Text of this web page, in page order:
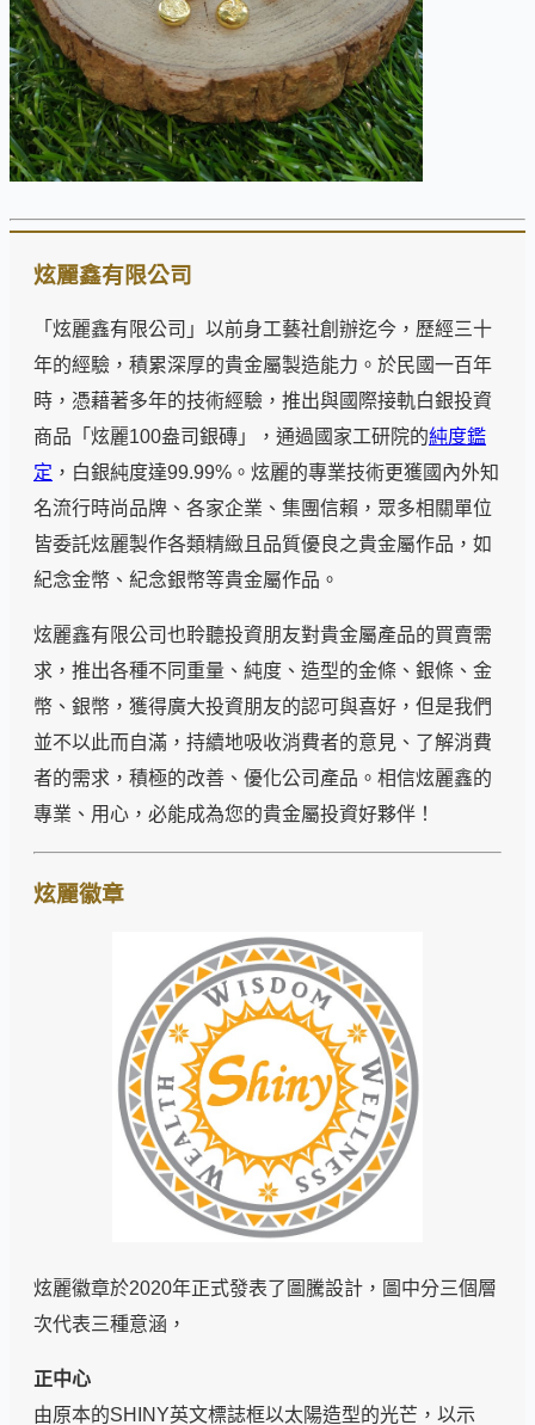
炫麗鑫有限公司
「炫麗鑫有限公司」以前身工藝社創辦迄今，歷經三十
年的經驗，積累深厚的貴金屬製造能力。於民國一百年
時，憑藉著多年的技術經驗，推出與國際接軌白銀投資
商品「炫麗100盎司銀磚」，通過國家工研院的純度鑑
定 ，白銀純度達99.99%。炫麗的專業技術更獲國內外知
名流行時尚品牌、各家企業、集團信賴，眾多相關單位
皆委託炫麗製作各類精緻且品質優良之貴金屬作品，如
紀念金幣、紀念銀幣等貴金屬作品。
炫麗鑫有限公司也聆聽投資朋友對貴金屬產品的買賣需
求，推出各種不同重量、純度、造型的金條、銀條、金
幣、銀幣，獲得廣大投資朋友的認可與喜好，但是我們
並不以此而自滿，持續地吸收消費者的意見、了解消費
者的需求，積極的改善、優化公司產品。相信炫麗鑫的
專業、用心，必能成為您的貴金屬投資好夥伴！
炫麗徽章
炫麗徽章於2020年正式發表了圖騰設計，圖中分三個層
次代表三種意涵，
正中心
由原本的SHINY英文標誌框以太陽造型的光芒，以示